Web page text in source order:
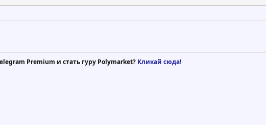
Premium и стать гуру Polymarket? Кликай сюда!